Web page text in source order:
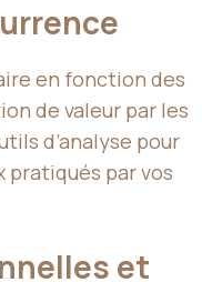
en fonction des
de valeur par les
d’analyse pour
par vos
et